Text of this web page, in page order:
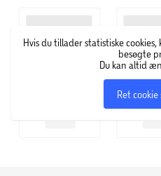
Hvis du tillader statistiske
besøgte
Du kan altid
Ret cookie